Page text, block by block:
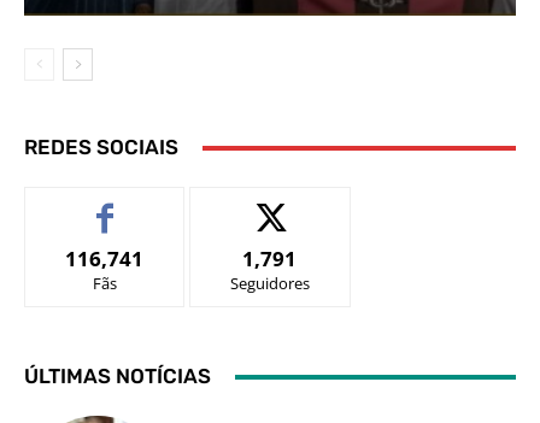
REDES SOCIAIS
116,741
Fãs
1,791
Seguidores
ÚLTIMAS NOTÍCIAS